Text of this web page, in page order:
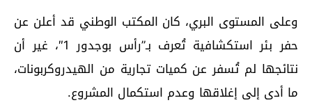
وعلى المستوى البري، كان المكتب الوطني قد أعلن عن
حفر بئر استكشافية تُعرف بـ”رأس بوجدور 1″، غير أن
نتائجها لم تُسفر عن كميات تجارية من الهيدروكربونات،
ما أدى إلى إغلاقها وعدم استكمال المشروع.